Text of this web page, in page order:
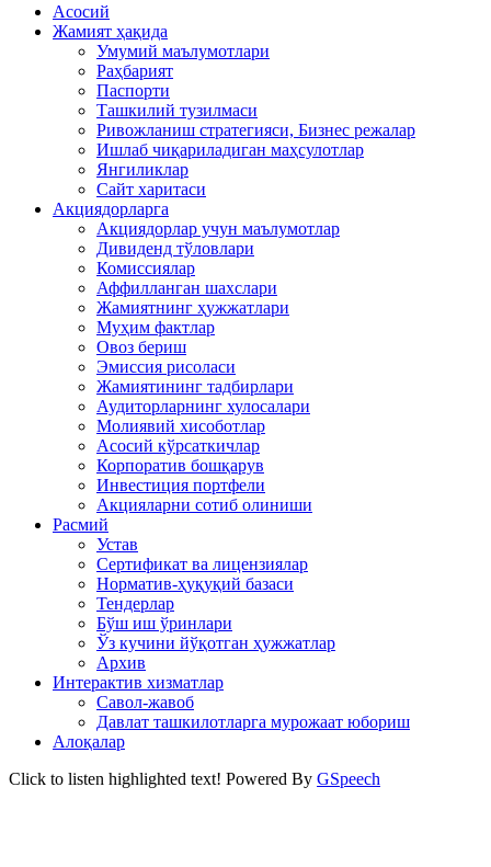
Асосий
Жамият ҳақида
Умумий маълумотлари
Раҳбарият
Паспорти
Ташкилий тузилмаси
Ривожланиш стратегияси, Бизнес режалар
Ишлаб чиқариладиган маҳсулотлар
Янгиликлар
Сайт харитаси
Акциядорларга
Акциядорлар учун маълумотлар
Дивиденд тўловлари
Комиссиялар
Аффилланган шахслари
Жамиятнинг ҳужжатлари
Муҳим фактлар
Овоз бериш
Эмиссия рисоласи
Жамиятининг тадбирлари
Аудиторларнинг хулосалари
Молиявий хисоботлар
Асосий кўрсаткичлар
Корпоратив бошқарув
Инвестиция портфели
Акцияларни сотиб олиниши
Расмий
Устав
Сертификат ва лицензиялар
Норматив-ҳуқуқий базаси
Тендерлар
Бўш иш ўринлари
Ўз кучини йўқотган ҳужжатлар
Архив
Интерактив хизматлар
Савол-жавоб
Давлат ташкилотларга мурожаат юбориш
Алоқалар
Click to listen highlighted text! Powered By GSpeech